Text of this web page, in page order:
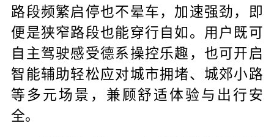
路段频繁启停也不晕车，加速强劲，即
便是狭窄路段也能穿行自如。用户既可
自主驾驶感受德系操控乐趣，也可开启
智能辅助轻松应对城市拥堵、城郊小路
等多元场景，兼顾舒适体验与出行安
全。